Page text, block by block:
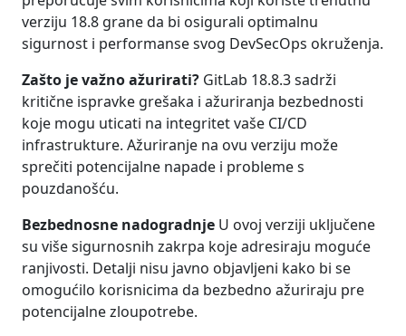
verziju 18.8 grane da bi osigurali optimalnu
sigurnost i performanse svog DevSecOps okruženja.
Zašto je važno ažurirati? GitLab 18.8.3 sadrži
kritične ispravke grešaka i ažuriranja bezbednosti
koje mogu uticati na integritet vaše CI/CD
infrastrukture. Ažuriranje na ovu verziju može
sprečiti potencijalne napade i probleme s
pouzdanošću.
Bezbednosne nadogradnje U ovoj verziji uključene
su više sigurnosnih zakrpa koje adresiraju moguće
ranjivosti. Detalji nisu javno objavljeni kako bi se
omogućilo korisnicima da bezbedno ažuriraju pre
potencijalne zloupotrebe.